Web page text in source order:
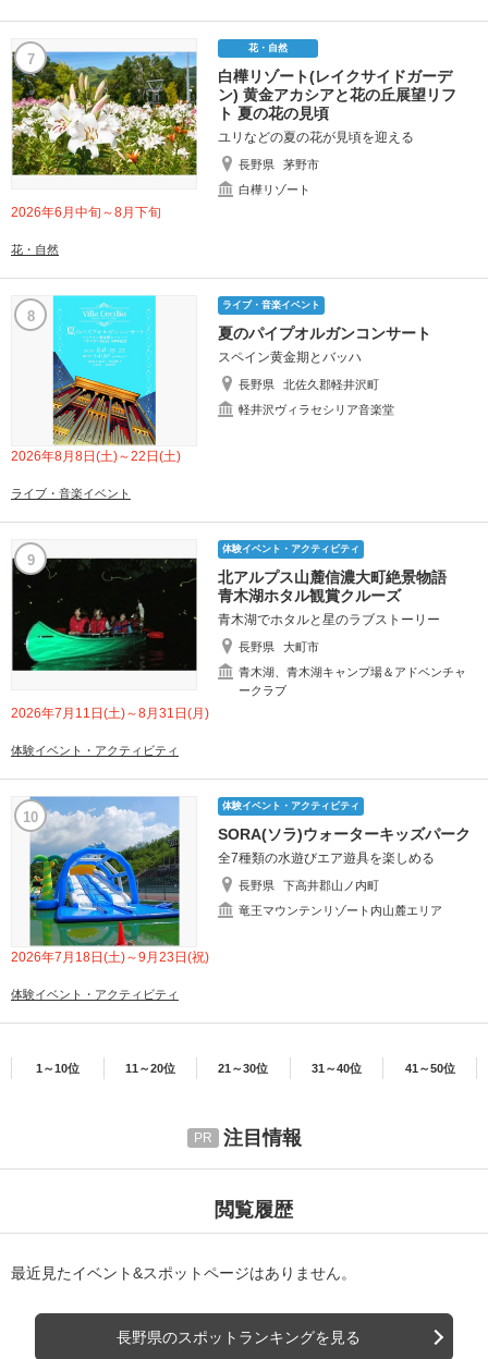
7
花・自然
白樺リゾート(レイクサイドガーデ
ン) 黄金アカシアと花の丘展望リフ
ト 夏の花の見頃
ユリなどの夏の花が見頃を迎える
長野県
茅野市
白樺リゾート
2026年6月中旬～8月下旬
花・自然
8
ライブ・音楽イベント
夏のパイプオルガンコンサート
スペイン黄金期とバッハ
長野県
北佐久郡軽井沢町
軽井沢ヴィラセシリア音楽堂
2026年8月8日(土)～22日(土)
ライブ・音楽イベント
9
体験イベント・アクティビティ
北アルプス山麓信濃大町絶景物語
青木湖ホタル観賞クルーズ
青木湖でホタルと星のラブストーリー
長野県
大町市
青木湖、青木湖キャンプ場＆アドベンチャ
ークラブ
2026年7月11日(土)～8月31日(月)
体験イベント・アクティビティ
10
体験イベント・アクティビティ
SORA(ソラ)ウォーターキッズパーク
全7種類の水遊びエア遊具を楽しめる
長野県
下高井郡山ノ内町
竜王マウンテンリゾート内山麓エリア
2026年7月18日(土)～9月23日(祝)
体験イベント・アクティビティ
1～10位 11～20位 21～30位 31～40位 41～50位
注目情報
閲覧履歴
最近見たイベント&スポットページはありません。
長野県のスポットランキングを見る